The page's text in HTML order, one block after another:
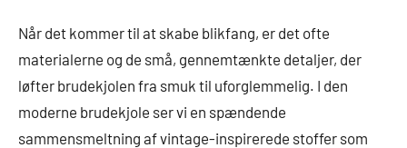
Når det kommer til at skabe blikfang, er det ofte
materialerne og de små, gennemtænkte detaljer, der
løfter brudekjolen fra smuk til uforglemmelig. I den
moderne brudekjole ser vi en spændende
sammensmeltning af vintage-inspirerede stoffer som